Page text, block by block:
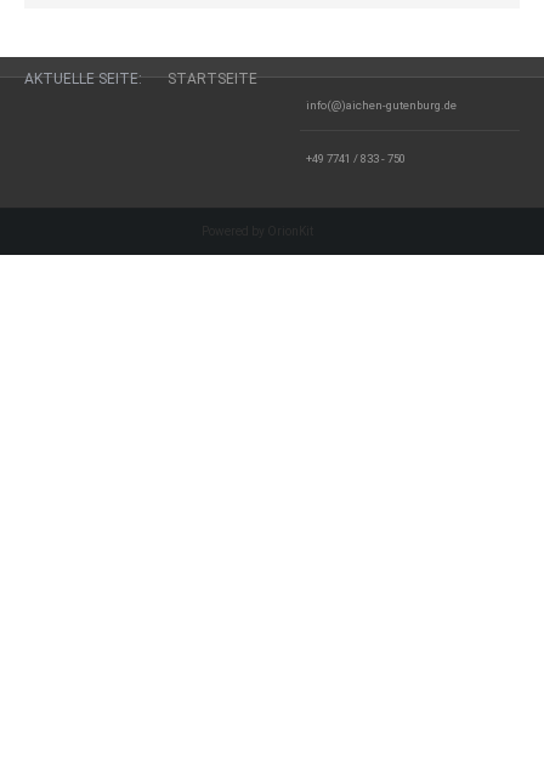
AKTUELLE SEITE: STARTSEITE
info(@)aichen-gutenburg.de
+49 7741 / 833 - 750